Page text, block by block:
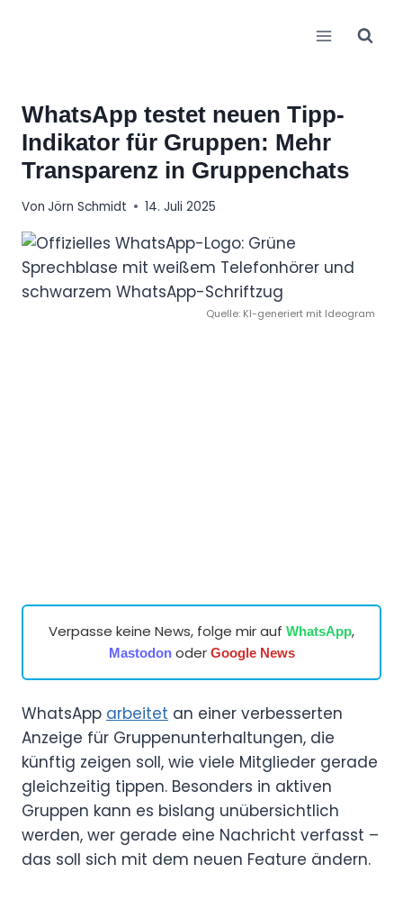
WhatsApp testet neuen Tipp-
Indikator für Gruppen: Mehr
Transparenz in Gruppenchats
Von Jörn Schmidt 14. Juli 2025
Quelle: KI-generiert mit Ideogram
Verpasse keine News, folge mir auf WhatsApp,
Mastodonoder Google News
WhatsApp arbeitet an einer verbesserten
Anzeige für Gruppenunterhaltungen, die
künftig zeigen soll, wie viele Mitglieder gerade
gleichzeitig tippen. Besonders in aktiven
Gruppen kann es bislang unübersichtlich
werden, wer gerade eine Nachricht verfasst –
das soll sich mit dem neuen Feature ändern.